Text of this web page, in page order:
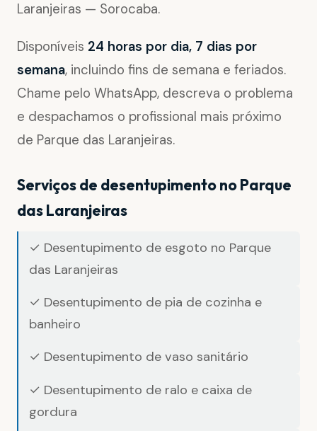
Laranjeiras — Sorocaba.
Disponíveis 24 horas por dia, 7 dias por
semana, incluindo fins de semana e feriados.
Chame pelo WhatsApp, descreva o problema
e despachamos o profissional mais próximo
de Parque das Laranjeiras.
Serviços de desentupimento no Parque
das Laranjeiras
✓ Desentupimento de esgoto no Parque
das Laranjeiras
✓ Desentupimento de pia de cozinha e
banheiro
✓ Desentupimento de vaso sanitário
✓ Desentupimento de ralo e caixa de
gordura